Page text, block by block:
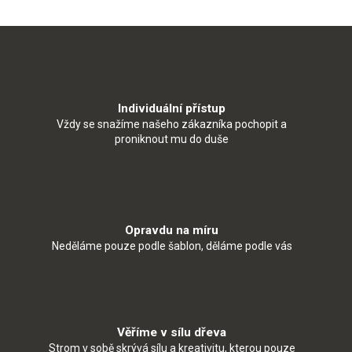
Individuální přístup
Vždy se snažíme našeho zákazníka pochopit a
proniknout mu do duše
Opravdu na míru
Neděláme pouze podle šablon, děláme podle vás
Věříme v sílu dřeva
Strom v sobě skrývá sílu a kreativitu, kterou pouze